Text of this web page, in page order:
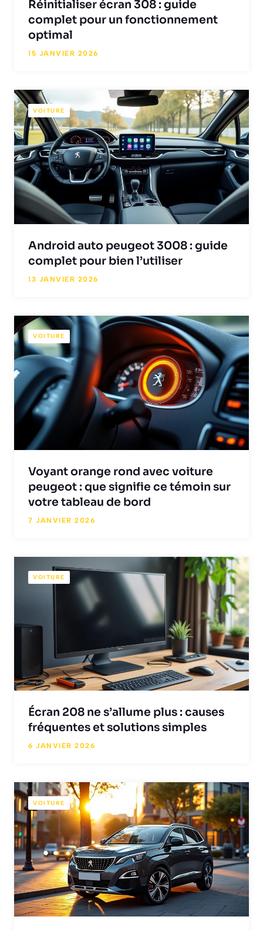
Réinitialiser écran 308 : guide
complet pour un fonctionnement
optimal
15 JANVIER 2026
VOITURE
Android auto peugeot 3008 : guide
complet pour bien l’utiliser
13 JANVIER 2026
VOITURE
Voyant orange rond avec voiture
peugeot : que signifie ce témoin sur
votre tableau de bord
7 JANVIER 2026
VOITURE
Écran 208 ne s’allume plus : causes
fréquentes et solutions simples
6 JANVIER 2026
VOITURE